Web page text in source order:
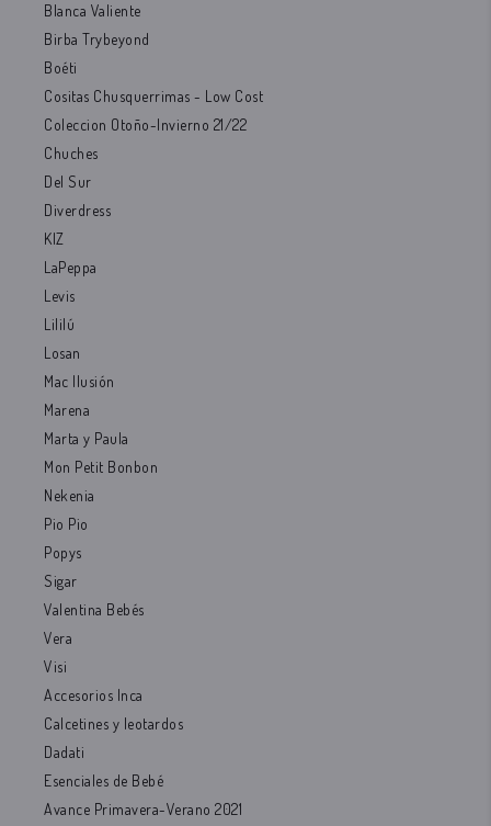
Blanca Valiente
Birba Trybeyond
Boéti
Cositas Chusquerrimas - Low Cost
Coleccion Otoño-Invierno 21/22
Chuches
Del Sur
Diverdress
KIZ
LaPeppa
Levis
Lililú
Losan
Mac Ilusión
Marena
Marta y Paula
Mon Petit Bonbon
Nekenia
Pio Pio
Popys
Sigar
Valentina Bebés
Vera
Visi
Accesorios Inca
Calcetines y leotardos
Dadati
Esenciales de Bebé
Avance Primavera-Verano 2021